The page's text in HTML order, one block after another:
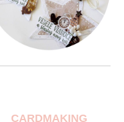
CARDMAKING